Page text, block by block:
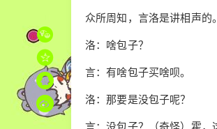
众所周知，言洛是讲相声的
洛：啥包子？
言：有啥包子买啥呗。
洛：那要是没包子呢？
言：没包子？（奇怪）霍，